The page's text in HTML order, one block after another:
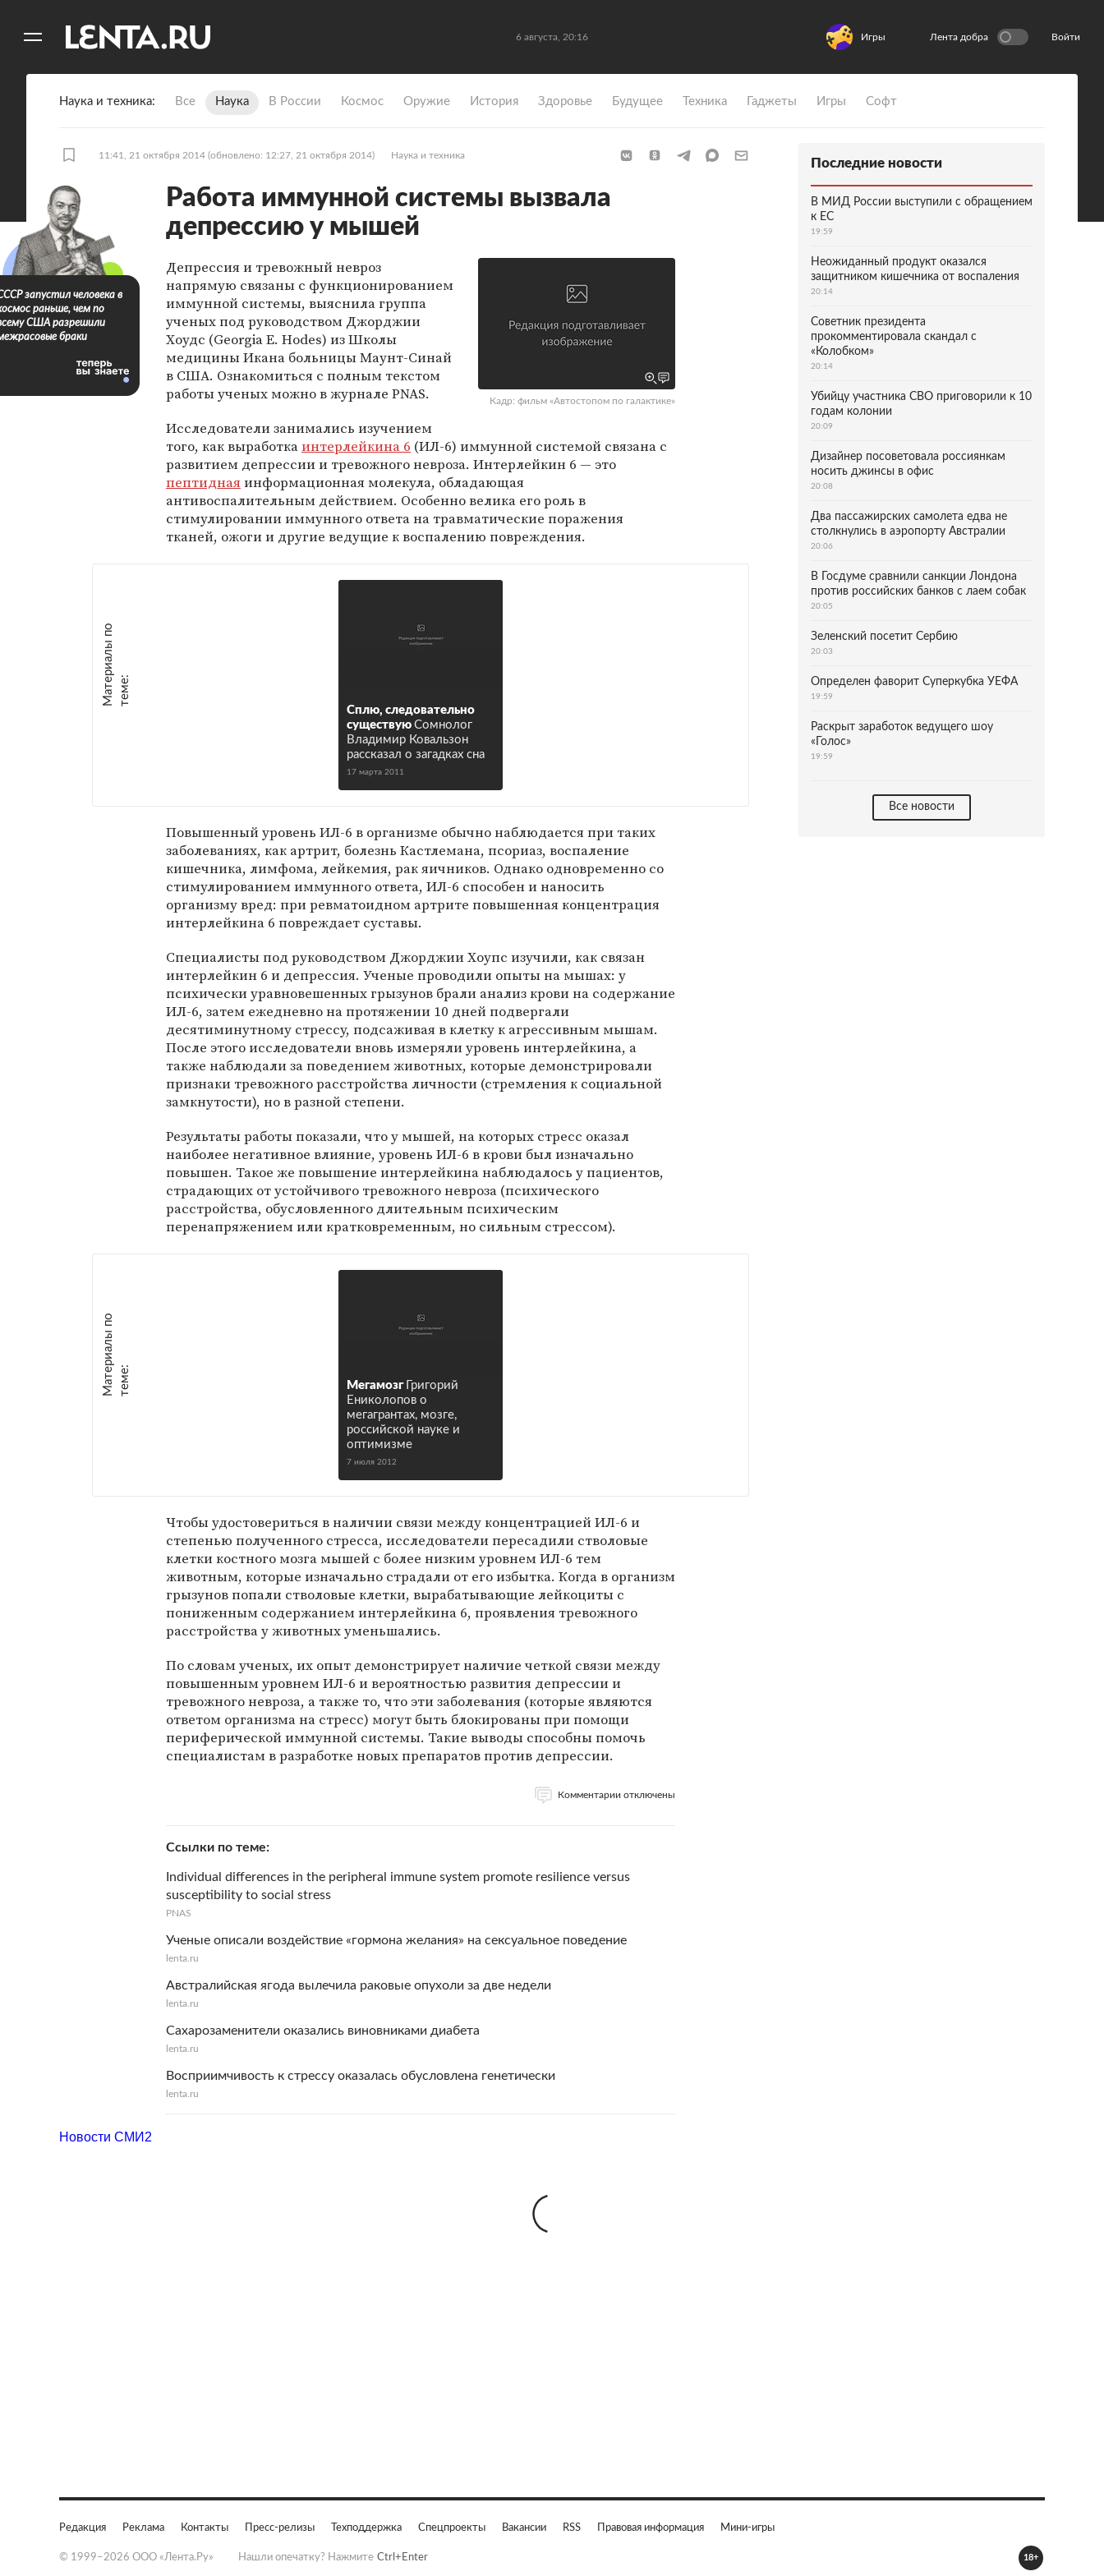
6 августа, 20:16 Игры Лента добра Войти
Наука и техника Все Наука В России Космос Оружие История Здоровье Будущее Техника Гаджеты Игры Софт
11:41, 21 октября 2014 (обновлено: 12:27, 21 октября 2014) Наука и техника
Работа иммунной системы вызвала
депрессию у мышей
Кадр: фильм «Автостопом по галактике»
Депрессия и тревожный невроз
напрямую связаны с функционированием
иммунной системы, выяснила группа
ученых под руководством Джорджии
Хоудс (Georgia E. Hodes) из Школы
медицины Икана больницы Маунт-Синай
в США. Ознакомиться с полным текстом
работы ученых можно в журнале PNAS.
Исследователи занимались изучением
того, как выработкаинтерлейкина 6 (ИЛ-6) иммунной системой связана с
развитием депрессии и тревожного невроза. Интерлейкин 6 — это
пептиднаяинформационная молекула, обладающая
антивоспалительным действием. Особенно велика его роль в
стимулировании иммунного ответа на травматические поражения
тканей, ожоги и другие ведущие к воспалению повреждения.
М
а
т е
р
и
а
л
ы
п
о
т
е
м
е :
Сплю, следовательно
существую Сомнолог
Владимир Ковальзон
рассказал о загадках сна
17 марта 2011
Повышенный уровень ИЛ-6 в организме обычно наблюдается при таких
заболеваниях, как артрит, болезнь Кастлемана, псориаз, воспаление
кишечника, лимфома, лейкемия, рак яичников. Однако одновременно со
стимулированием иммунного ответа, ИЛ-6 способен и наносить
организму вред: при ревматоидном артрите повышенная концентрация
интерлейкина 6 повреждает суставы.
Специалисты под руководством Джорджии Хоупс изучили, как связан
интерлейкин 6 и депрессия. Ученые проводили опыты на мышах: у
психически уравновешенных грызунов брали анализ крови на содержание
ИЛ-6, затем ежедневно на протяжении 10 дней подвергали
десятиминутному стрессу, подсаживая в клетку к агрессивным мышам.
После этого исследователи вновь измеряли уровень интерлейкина, а
также наблюдали за поведением животных, которые демонстрировали
признаки тревожного расстройства личности (стремления к социальной
замкнутости), но в разной степени.
Результаты работы показали, что у мышей, на которых стресс оказал
наиболее негативное влияние, уровень ИЛ-6 в крови был изначально
повышен. Такое же повышение интерлейкина наблюдалось у пациентов,
страдающих от устойчивого тревожного невроза (психического
расстройства, обусловленного длительным психическим
перенапряжением или кратковременным, но сильным стрессом).
М
а
т е
р
и
а
л
ы
п
о
т
е
м
е : Мегамозг
Григорий
Ениколопов о
мегагрантах, мозге,
российской науке и
оптимизме
7 июля 2012
Чтобы удостовериться в наличии связи между концентрацией ИЛ-6 и
степенью полученного стресса, исследователи пересадили стволовые
клетки костного мозга мышей с более низким уровнем ИЛ-6 тем
животным, которые изначально страдали от его избытка. Когда в организм
грызунов попали стволовые клетки, вырабатывающие лейкоциты с
пониженным содержанием интерлейкина 6, проявления тревожного
расстройства у животных уменьшались.
По словам ученых, их опыт демонстрирует наличие четкой связи между
повышенным уровнем ИЛ-6 и вероятностью развития депрессии и
тревожного невроза, а также то, что эти заболевания (которые являются
ответом организма на стресс) могут быть блокированы при помощи
периферической иммунной системы. Такие выводы способны помочь
специалистам в разработке новых препаратов против депрессии.
Комментарии отключены
Ссылки по теме
Individual differences in the peripheral immune system promote resilience versus
susceptibility to social stress
PNAS
Ученые описали воздействие «гормона желания» на сексуальное поведение
lenta.ru
Австралийская ягода вылечила раковые опухоли за две недели
lenta.ru
Сахарозаменители оказались виновниками диабета
lenta.ru
Восприимчивость к стрессу оказалась обусловлена генетически
lenta.ru
запустил человека в
раньше, чем по
США разрешили
браки
Последние новости
В МИД России выступили с обращением
к ЕС
19:59
Неожиданный продукт оказался
защитником кишечника от воспаления
20:14
Советник президента
прокомментировала скандал с
«Колобком»
20:14
Убийцу участника СВО приговорили к 10
годам колонии
20:09
Дизайнер посоветовала россиянкам
носить джинсы в офис
20:08
Два пассажирских самолета едва не
столкнулись в аэропорту Австралии
20:06
В Госдуме сравнили санкции Лондона
против российских банков с лаем собак
20:05
Зеленский посетит Сербию
20:03
Определен фаворит Суперкубка УЕФА
19:59
Раскрыт заработок ведущего шоу
«Голос»
19:59
Все новости
Новости СМИ2
Редакция Реклама Контакты Пресс-релизы Техподдержка Спецпроекты Вакансии RSS Правовая информация Мини-игры
© 1999–2026 ООО «Лента.Ру» Нашли опечатку? Нажмите Ctrl+Enter 18+